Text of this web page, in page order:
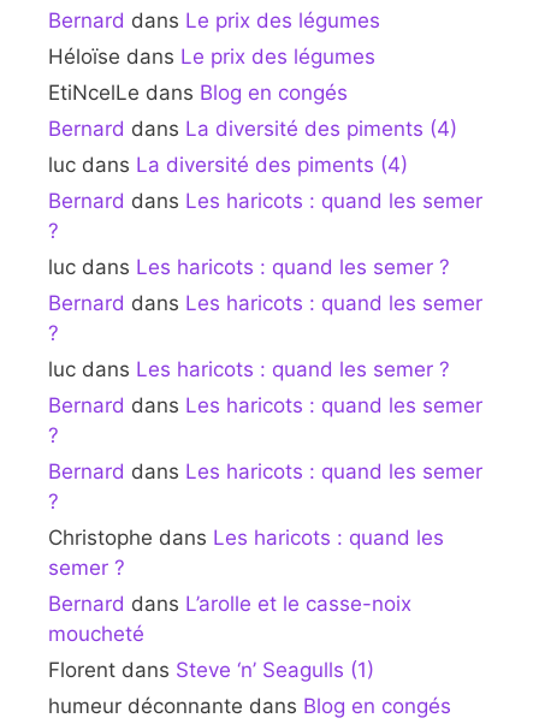
Bernard dans Le prix des légumes
Héloïse dans Le prix des légumes
EtiNcelLe dans Blog en congés
Bernard dans La diversité des piments (4)
luc dans La diversité des piments (4)
Bernard dans Les haricots : quand les semer
?
luc dans Les haricots : quand les semer ?
Bernard dans Les haricots : quand les semer
?
luc dans Les haricots : quand les semer ?
Bernard dans Les haricots : quand les semer
?
Bernard dans Les haricots : quand les semer
?
Christophe dans Les haricots : quand les
semer ?
Bernard dans L’arolle et le casse-noix
moucheté
Florent dans Steve ‘n’ Seagulls (1)
humeur déconnante dans Blog en congés